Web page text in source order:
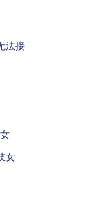
法接
女